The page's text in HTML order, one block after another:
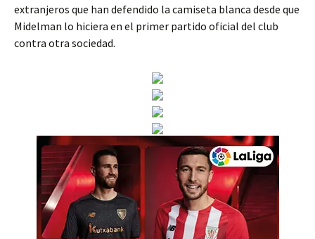
extranjeros que han defendido la camiseta blanca desde que
Midelman lo hiciera en el primer partido oficial del club
contra otra sociedad.